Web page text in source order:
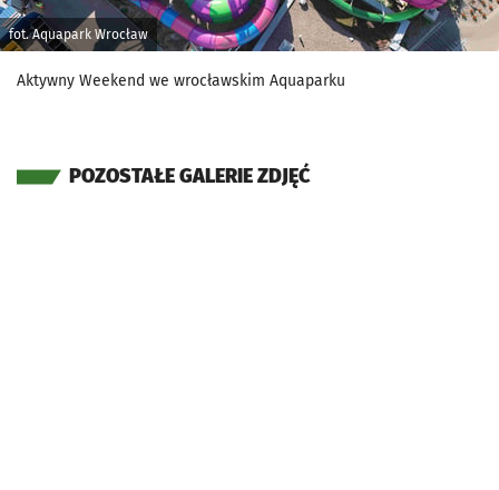
fot. Aquapark Wrocław
Aktywny Weekend we wrocławskim Aquaparku
POZOSTAŁE GALERIE ZDJĘĆ